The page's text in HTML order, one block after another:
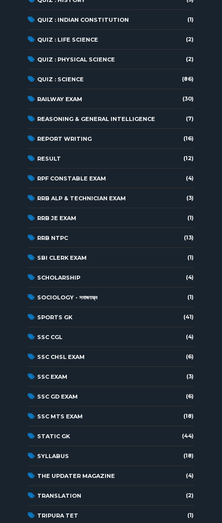
QUIZ : INDIAN CONSTITUTION (1)
QUIZ : LIFE SCIENCE (2)
QUIZ : PHYSICAL SCIENCE (2)
QUIZ : SCIENCE (86)
RAILWAY EXAM (30)
REASONING & GENERAL INTELLIGENCE (7)
REPORT WRITING (16)
RESULT (12)
RPF CONSTABLE EXAM (4)
RRB ALP & TECHNICIAN EXAM (3)
RRB JE EXAM (1)
RRB NTPC (13)
SBI CLERK EXAM (1)
SCHOLARSHIP (4)
SOCIOLOGY - সমাজতত্ত্ব (1)
SPORTS GK (41)
SSC CGL (4)
SSC CHSL EXAM (6)
SSC EXAM (3)
SSC GD EXAM (6)
SSC MTS EXAM (18)
STATIC GK (44)
SYLLABUS (18)
THE UPDATER MAGAZINE (4)
TRANSLATION (2)
TRIPURA TET (1)